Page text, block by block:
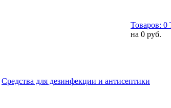
Товаров: 0
на 0 руб.
Средства для дезинфекции и антисептики